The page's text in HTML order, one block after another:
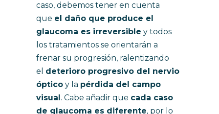
caso, debemos tener en cuenta
que el daño que produce el
glaucoma es irreversible y todos
los tratamientos se orientarán a
frenar su progresión, ralentizando
el deterioro progresivo del nervio
óptico y la pérdida del campo
visual . Cabe añadir que cada caso
de glaucoma es diferente, por lo